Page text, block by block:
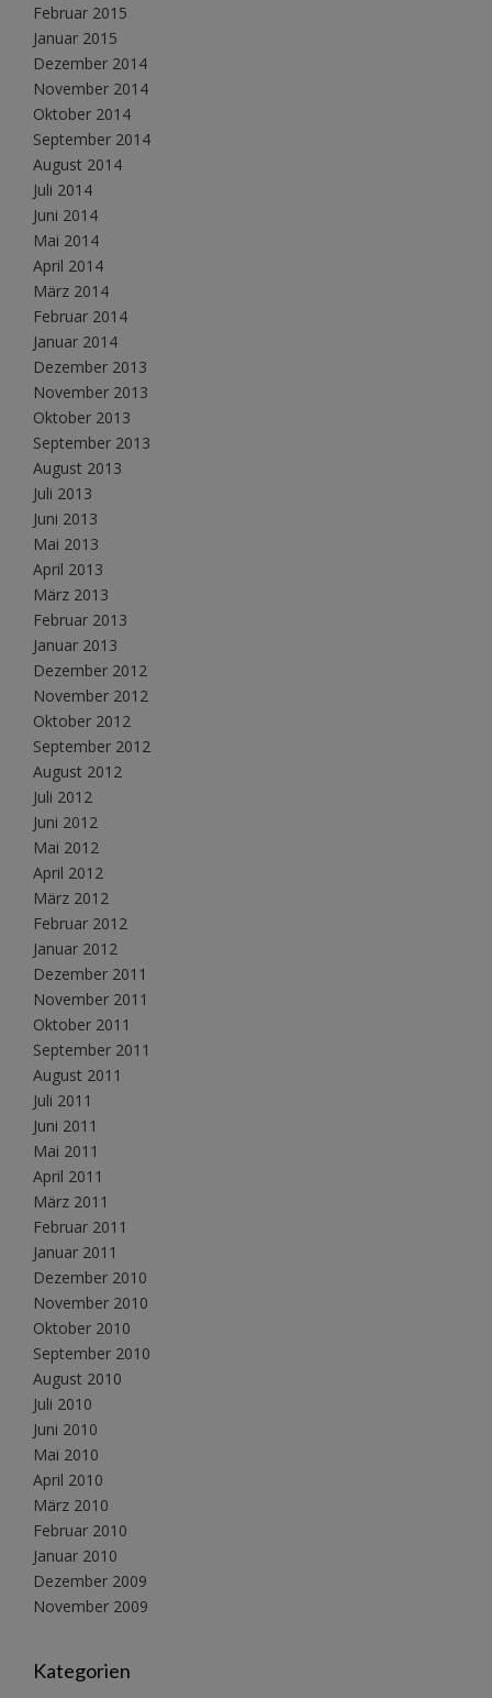
Februar 2015
Januar 2015
Dezember 2014
November 2014
Oktober 2014
September 2014
August 2014
Juli 2014
Juni 2014
Mai 2014
April 2014
März 2014
Februar 2014
Januar 2014
Dezember 2013
November 2013
Oktober 2013
September 2013
August 2013
Juli 2013
Juni 2013
Mai 2013
April 2013
März 2013
Februar 2013
Januar 2013
Dezember 2012
November 2012
Oktober 2012
September 2012
August 2012
Juli 2012
Juni 2012
Mai 2012
April 2012
März 2012
Februar 2012
Januar 2012
Dezember 2011
November 2011
Oktober 2011
September 2011
August 2011
Juli 2011
Juni 2011
Mai 2011
April 2011
März 2011
Februar 2011
Januar 2011
Dezember 2010
November 2010
Oktober 2010
September 2010
August 2010
Juli 2010
Juni 2010
Mai 2010
April 2010
März 2010
Februar 2010
Januar 2010
Dezember 2009
November 2009
Kategorien